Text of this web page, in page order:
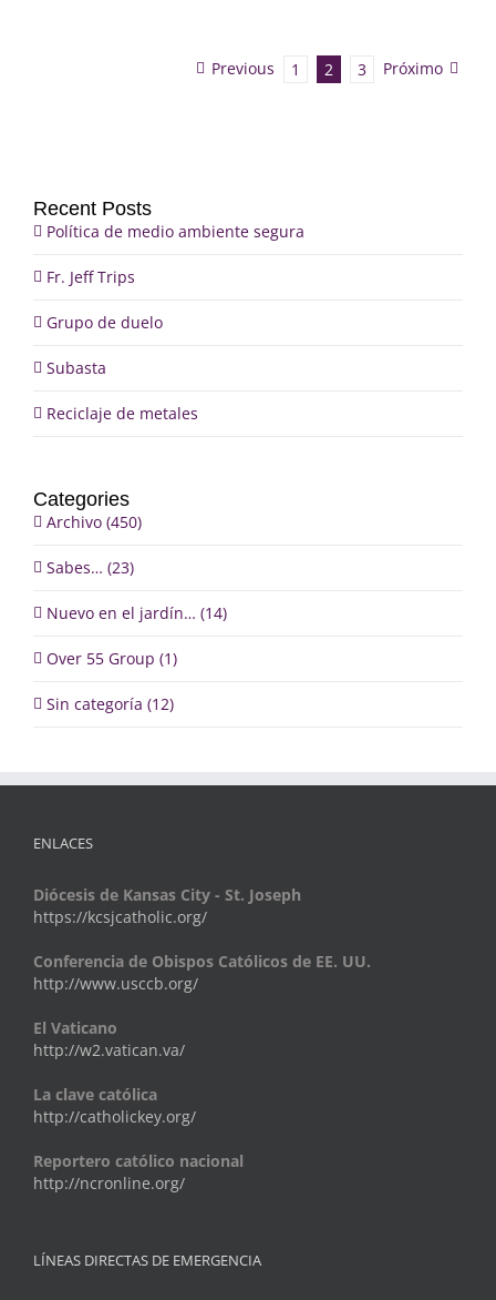
Previous 1 2 3 Próximo
Recent Posts
Política de medio ambiente segura
Fr. Jeff Trips
Grupo de duelo
Subasta
Reciclaje de metales
Categories
Archivo (450)
Sabes… (23)
Nuevo en el jardín… (14)
Over 55 Group (1)
Sin categoría (12)
ENLACES
Diócesis de Kansas City - St. Joseph
https://kcsjcatholic.org/
Conferencia de Obispos Católicos de EE. UU.
http://www.usccb.org/
El Vaticano
http://w2.vatican.va/
La clave católica
http://catholickey.org/
Reportero católico nacional
http://ncronline.org/
LÍNEAS DIRECTAS DE EMERGENCIA